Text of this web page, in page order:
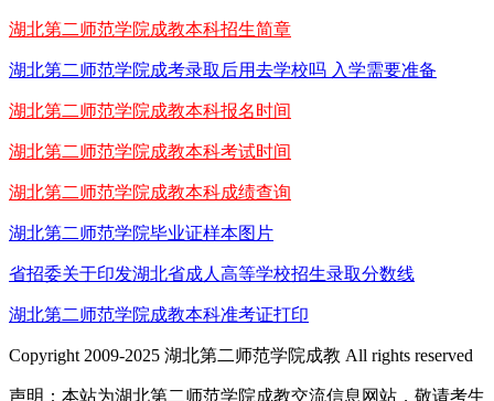
湖北第二师范学院成教本科招生简章
湖北第二师范学院成考录取后用去学校吗 入学需要准备
湖北第二师范学院成教本科报名时间
湖北第二师范学院成教本科考试时间
湖北第二师范学院成教本科成绩查询
湖北第二师范学院毕业证样本图片
省招委关于印发湖北省成人高等学校招生录取分数线
湖北第二师范学院成教本科准考证打印
Copyright 2009-2025 湖北第二师范学院成教 All rights reserved
声明：本站为湖北第二师范学院成教交流信息网站，敬请考生